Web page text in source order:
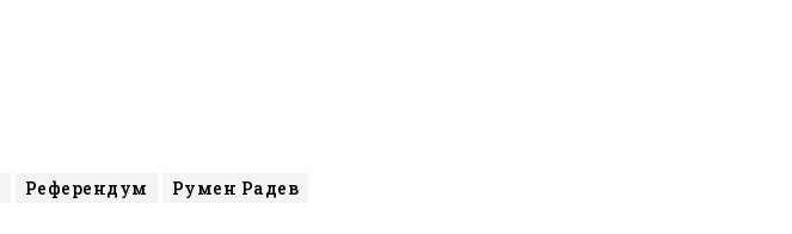
Референдум Румен Радев